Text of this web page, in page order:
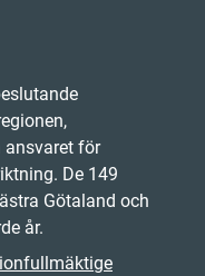
ansvaret för
De 149
Götaland och
år.